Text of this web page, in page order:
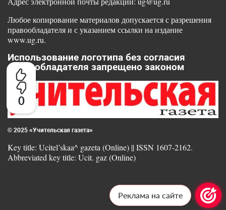
0
Любое копирование материалов допускается с разрешения
правообладателя и с указанием ссылки на издание
www.ug.ru.
Использование логотипа без согласия
правообладателя запрещено законом
© 2025 «Учительская газета»
Key title: Ucitel’skaa^ gazeta (Online) || ISSN 1607-2162.
Abbreviated key title: Ucit. gaz (Online)
Реклама на сайте